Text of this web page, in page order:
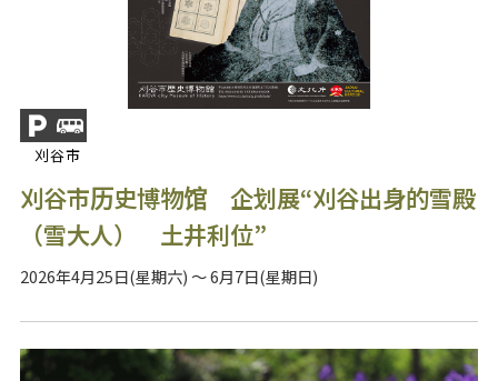
刈谷市
刈谷市历史博物馆 企划展“刈谷出身的雪殿
（雪大人） 土井利位”
2026年4月25日(星期六) ～ 6月7日(星期日)